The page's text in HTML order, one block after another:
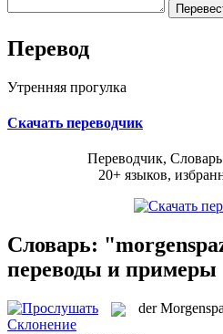
Перевод
Утренняя прогулка
Скачать переводчик
Переводчик,
20+ языков,
Словарь:
переводы и примеры
der
Склонение